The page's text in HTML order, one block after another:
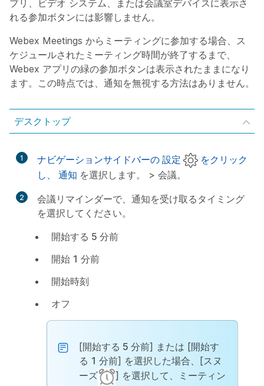
プリ、ビデオ システム、または会議室デバイスに表示さ
れる参加ボタンには影響しません。
Webex Meetings からミーティングに参加する場合、ス
ケジュールされたミーティング時間が終了するまで、
Webex アプリの緑の参加ボタンは表示されたままになり
ます。この時点では、通知を無視する方法はありません。
デスクトップ
1 ナビゲーションサイドバーの 設定
をクリック
し、 通知 を選択します。 > 会議。
2 会議リマインダーで、通知を受け取るタイミング
を選択してください。
開始する 5 分前
開始 1 分前
開始時刻
オフ
[開始する 5 分前] または [開始す
る 1 分前] を選択した場合、[スヌ
ーズ
] を選択して、ミーティン